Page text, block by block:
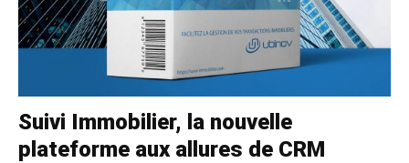
Suivi Immobilier, la nouvelle
plateforme aux allures de CRM